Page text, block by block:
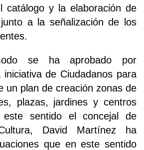
catálogo y la elaboración de
a la señalización de los
se ha aprobado por
iniciativa de Ciudadanos para
un plan de creación zonas de
plazas, jardines y centros
este sentido el concejal de
David Martínez ha
que en este sentido